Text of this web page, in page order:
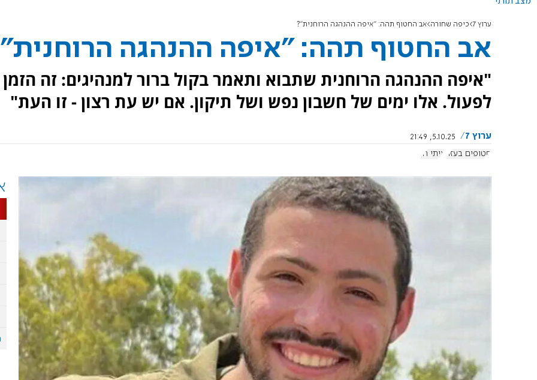
ערוץ 7 כיפה שחורה אב החטוף תהה: "איפה ההנהגה הרוחנית"?
אב החטוף תהה: "איפה ההנהגה
"איפה ההנהגה הרוחנית שתבוא ותאמר בקול ברור למנהיגים: זה הזמן
לפעול. אלו ימים של חשבון נפש ושל תיקון. אם יש עת רצון - זו העת"
ערוץ 7
5.10.25, 21:49
חטופים בעזה
איתי חן